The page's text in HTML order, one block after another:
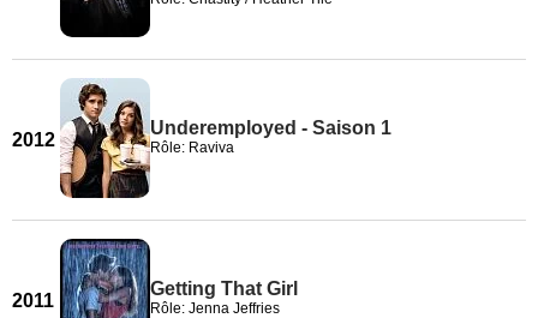
2012
Underemployed - Saison 1
Rôle: Raviva
2011
Getting That Girl
Rôle: Jenna Jeffries